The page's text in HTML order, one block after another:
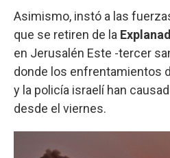
Asimismo, instó a las
que se retiren de la
en Jerusalén Este -tercer
donde los enfrentamientos
y la policía israelí han
desde el viernes.